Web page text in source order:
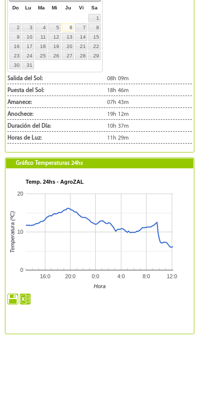
Do Lu Ma Mi Ju Vi
Sa
1
2
3 4 5 6 7
8
9
10 11 12 13 14
15
16
17 18 19 20 21
22
23
24 25 26 27 28
29
30
31
Salida del Sol:
08h 09m
Puesta del Sol:
18h 46m
Amanece:
07h 43m
Anochece:
19h 12m
Duración del Día:
10h 37m
Horas de Luz:
11h 29m
Gráfico Temperaturas 24hs
Temp. 24hs - AgroZAL
16:0 20:0 0:0 4:0 8:0 12:0
0
10
20
Hora
Temperatura (ºC)